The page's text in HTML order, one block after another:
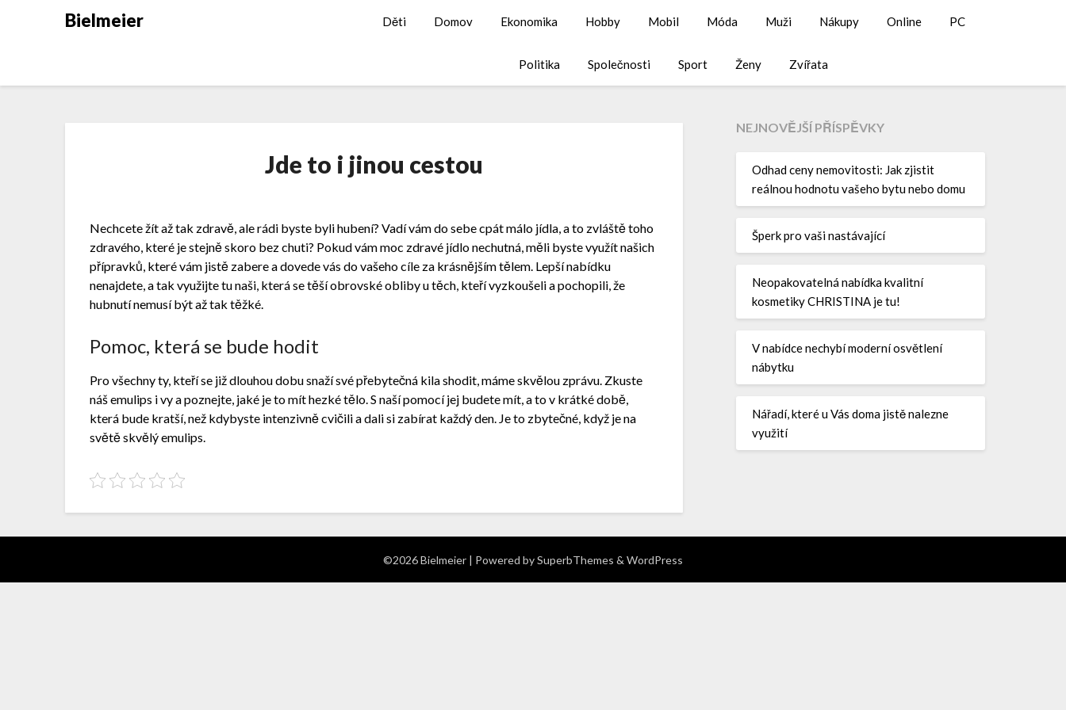
Bielmeier Děti Domov Ekonomika Hobby Mobil Móda Muži Nákupy Online PC
Politika Společnosti Sport Ženy Zvířata
Jde to i jinou cestou
Nechcete žít až tak zdravě, ale rádi byste byli hubení? Vadí vám do sebe cpát málo jídla, a to zvláště toho
zdravého, které je stejně skoro bez chuti? Pokud vám moc zdravé jídlo nechutná, měli byste využít našich
přípravků, které vám jistě zabere a dovede vás do vašeho cíle za krásnějším tělem. Lepší nabídku
nenajdete, a tak využijte tu naši, která se těší obrovské obliby u těch, kteří vyzkoušeli a pochopili, že
hubnutí nemusí být až tak těžké.
Pomoc, která se bude hodit
Pro všechny ty, kteří se již dlouhou dobu snaží své přebytečná kila shodit, máme skvělou zprávu. Zkuste
nášemulips i vy a poznejte, jaké je to mít hezké tělo. S naší pomocí jej budete mít, a to v krátké době,
která bude kratší, než kdybyste intenzivně cvičili a dali si zabírat každý den. Je to zbytečné, když je na
světě skvělý emulips.
NEJNOVĚJŠÍ PŘÍSPĚVKY
Odhad ceny nemovitosti: Jak zjistit
reálnou hodnotu vašeho bytu nebo domu
Šperk pro vaši nastávající
Neopakovatelná nabídka kvalitní
kosmetiky CHRISTINA je tu!
V nabídce nechybí moderní osvětlení
nábytku
Nářadí, které u Vás doma jistě nalezne
využití
©2026 Bielmeier | Powered bySuperbThemes & WordPress